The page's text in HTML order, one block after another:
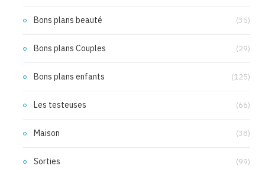
Bons plans beauté (35)
Bons plans Couples (29)
Bons plans enfants (125)
Les testeuses (66)
Maison (38)
Sorties (99)